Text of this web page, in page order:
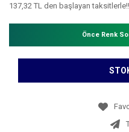
137,32 TL den başlayan taksitlerle!!
Önce Renk